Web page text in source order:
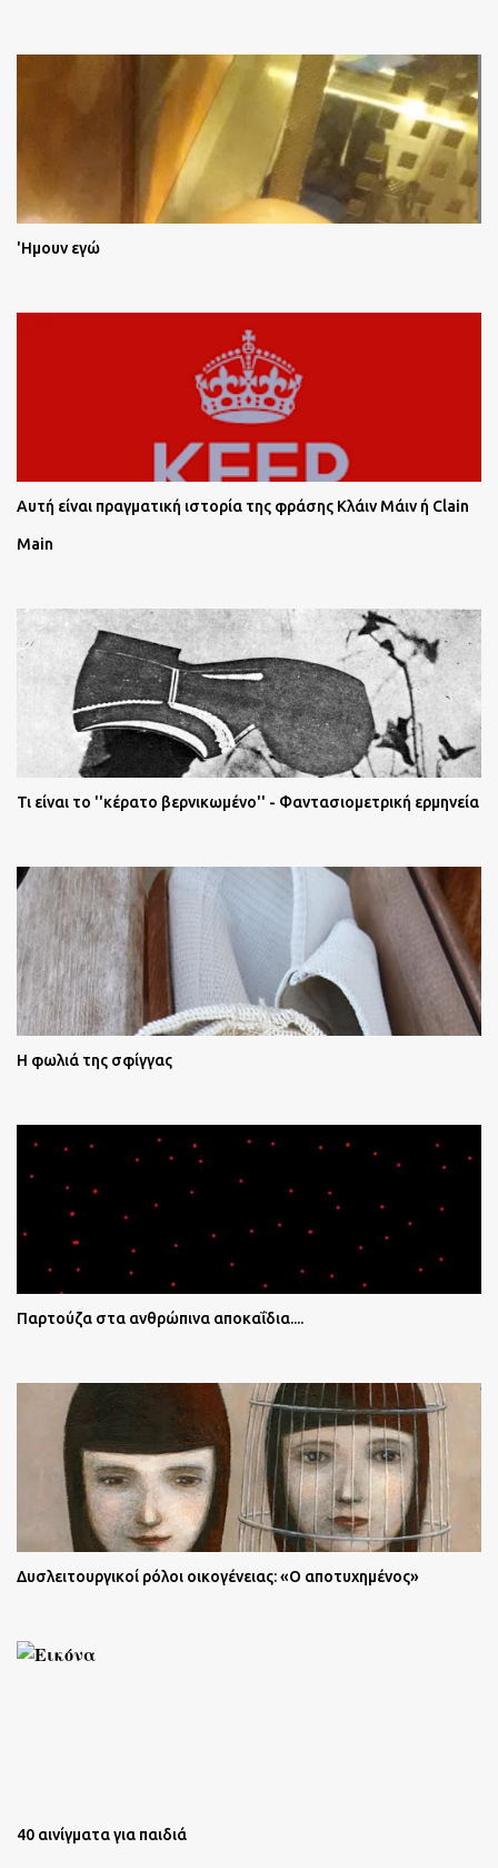
'Ημουν εγώ
Αυτή είναι πραγματική ιστορία της φράσης Κλάιν Μάιν ή Clain
Main
Τι είναι το ''κέρατο βερνικωμένο'' - Φαντασιομετρική ερμηνεία
Η φωλιά της σφίγγας
Παρτούζα στα ανθρώπινα αποκαΐδια....
Δυσλειτουργικοί ρόλοι οικογένειας: «Ο αποτυχημένος»
40 αινίγματα για παιδιά